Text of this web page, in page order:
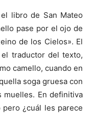
libro de San Mateo
pase por el ojo de
de los Cielos». El
traductor del texto,
camello, cuando en
soga gruesa con
muelles. En definitiva
¿cuál les parece